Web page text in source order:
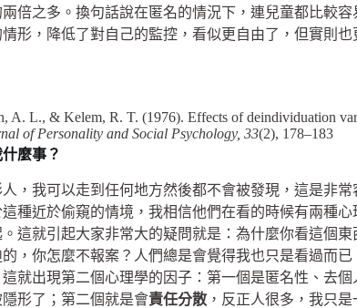
倍之多。換句話說在匿名的情況下，連兒童都比較
形，降低了對自己的監控，看似更自由了，但實則也
A. L., & Kelem, R. T. (1976). Effects of deindividuation
of Personality and Social Psychology, 33(2), 178–183
麼事？
，我可以走到任何地方然後都不會被發現，這是非常
種近於偷窺的情境，我相信他們在看的時候有兩種
這就引起大家非常大的疑問就是：為什麼你看這個
，你怎麼不報案？人們總是會覺得我也只是看過而
就出現第二個心理學的因子：第一個是匿名性、去
形了；第二個就是會責任分散 ，反正人很多，我只